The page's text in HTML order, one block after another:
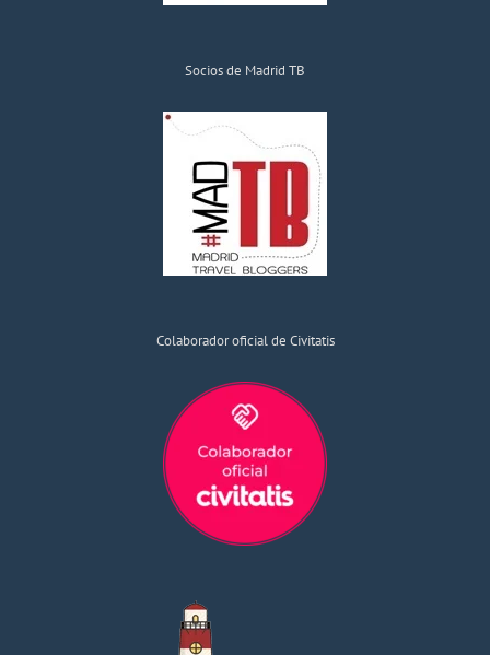
Socios de Madrid TB
Colaborador oficial de Civitatis